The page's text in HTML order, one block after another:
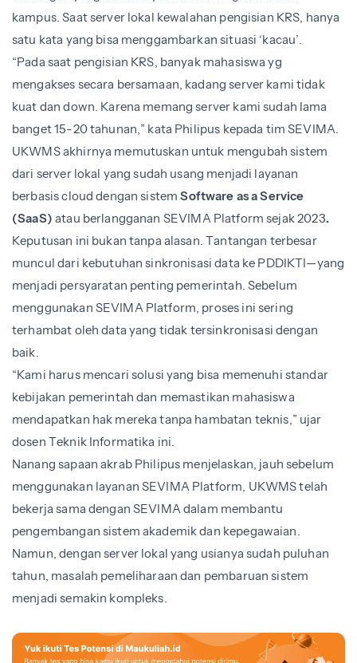
kampus. Saat server lokal kewalahan pengisian KRS, hanya
satu kata yang bisa menggambarkan situasi ‘kacau’.
“Pada saat pengisian KRS, banyak mahasiswa yg
mengakses secara bersamaan, kadang server kami tidak
kuat dan down. Karena memang server kami sudah lama
banget 15-20 tahunan,” kata Philipus kepada tim SEVIMA.
UKWMS akhirnya memutuskan untuk mengubah sistem
dari server lokal yang sudah usang menjadi layanan
berbasis cloud dengan sistemSoftware as a Service
(SaaS)atau berlangganan SEVIMA Platform sejak 2023.
Keputusan ini bukan tanpa alasan. Tantangan terbesar
muncul dari kebutuhan sinkronisasi data ke PDDIKTI—yang
menjadi persyaratan penting pemerintah. Sebelum
menggunakan SEVIMA Platform, proses ini sering
terhambat oleh data yang tidak tersinkronisasi dengan
baik.
“Kami harus mencari solusi yang bisa memenuhi standar
kebijakan pemerintah dan memastikan mahasiswa
mendapatkan hak mereka tanpa hambatan teknis,” ujar
dosen Teknik Informatika ini.
Nanang sapaan akrab Philipus menjelaskan, jauh sebelum
menggunakan layanan SEVIMA Platform, UKWMS telah
bekerja sama dengan SEVIMA dalam membantu
pengembangan sistem akademik dan kepegawaian.
Namun, dengan server lokal yang usianya sudah puluhan
tahun, masalah pemeliharaan dan pembaruan sistem
menjadi semakin kompleks.